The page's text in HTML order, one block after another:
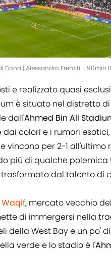
Doha | Alessandro Eremiti - 90min
e realizzato quasi
è situato nel distretto di
dall'Ahmed Bin Ali
colori e i rumori
vincono per 2-1
più di qualche
dal talento di
Waqif, mercato vecchio
di immergersi nella
della West Bay e un po'
verde e lo stadio è l'